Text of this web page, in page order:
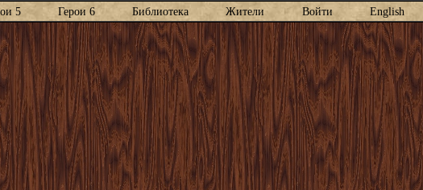
5 Герои 6 Библиотека Жители Войти English